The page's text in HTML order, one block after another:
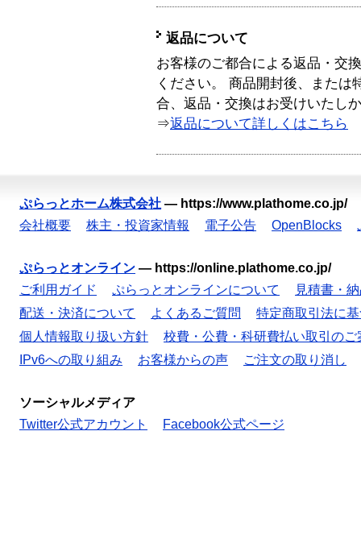
返品について
お客様のご都合による返品・交
ください。 商品開封後、または
合、返品・交換はお受けいたし
⇒返品について詳しくはこちら
ぷらっとホーム株式会社 — https://www.plathome.co.jp/
会社概要
株主・投資家情報 電子公告 OpenBlocks
ぷらっとオンライン — https://online.plathome.co.jp/
ご利用ガイド
ぷらっとオンラインについて
見積書・
配送・決済について
よくあるご質問
特定商取引法に
個人情報取り扱い方針
校費・公費・科研費払い取引のご
IPv6への取り組み
お客様からの声 ご注文の取り消し
ソーシャルメディア
Twitter公式アカウント
Facebook公式ページ